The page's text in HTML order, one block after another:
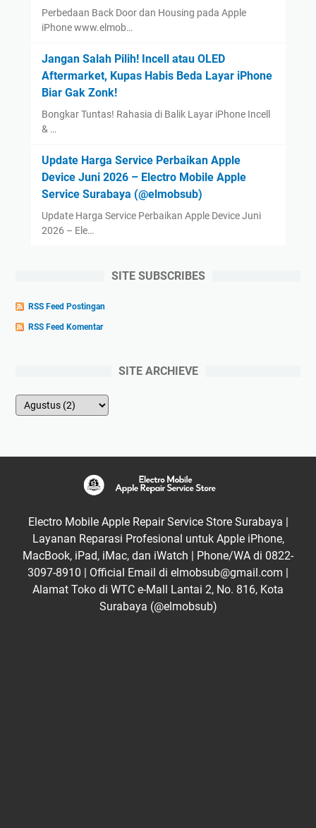
Perbedaan Back Door dan Housing pada Apple
iPhone www.elmob…
Jangan Salah Pilih! Incell atau OLED
Aftermarket, Kupas Habis Beda Layar iPhone
Biar Gak Zonk!
Bongkar Tuntas! Rahasia di Balik Layar iPhone Incell
& …
Update Harga Service Perbaikan Apple
Device Juni 2026 – Electro Mobile Apple
Service Surabaya (@elmobsub)
Update Harga Service Perbaikan Apple Device Juni
2026 – Ele…
SITE SUBSCRIBES
RSS Feed Postingan
RSS Feed Komentar
SITE ARCHIEVE
Electro Mobile Apple Repair Service Store Surabaya |
Layanan Reparasi Profesional untuk Apple iPhone,
MacBook, iPad, iMac, dan iWatch | Phone/WA di 0822-
3097-8910 | Official Email di elmobsub@gmail.com |
Alamat Toko di WTC e-Mall Lantai 2, No. 816, Kota
Surabaya (@elmobsub)